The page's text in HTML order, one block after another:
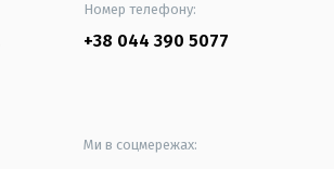
Номер телефону:
+38 044 390 5077
Ми в соцмережах: